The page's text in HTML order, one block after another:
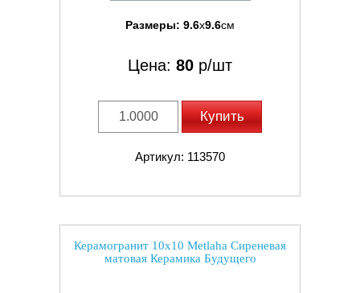
Размеры: 9.6x9.6см
Цена: 80 р/шт
Купить
Артикул: 113570
Керамогранит 10x10 Metlaha Сиреневая
матовая Керамика Будущего